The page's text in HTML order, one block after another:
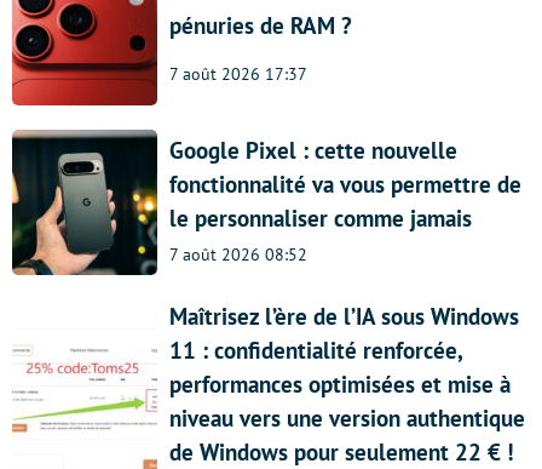
pénuries de RAM ?
7 août 2026 17:37
Google Pixel : cette nouvelle
fonctionnalité va vous permettre de
le personnaliser comme jamais
7 août 2026 08:52
Maîtrisez l’ère de l’IA sous Windows
11 : confidentialité renforcée,
performances optimisées et mise à
niveau vers une version authentique
de Windows pour seulement 22 € !